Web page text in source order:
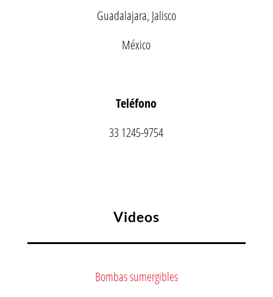
Guadalajara, Jalisco
México
Teléfono
33 1245-9754
Videos
Bombas sumergibles